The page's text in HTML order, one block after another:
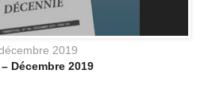
2019
– Décembre 2019